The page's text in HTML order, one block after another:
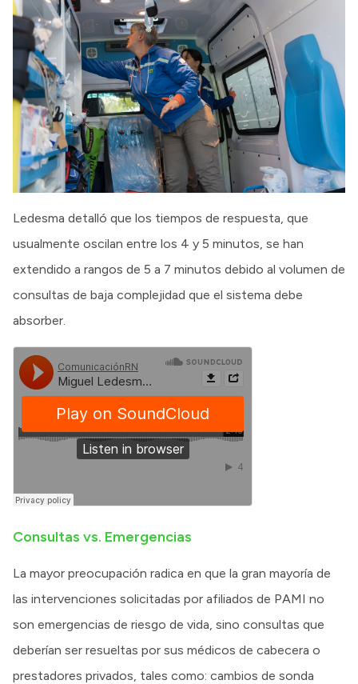
Ledesma detalló que los tiempos de respuesta, que
usualmente oscilan entre los 4 y 5 minutos, se han
extendido a rangos de 5 a 7 minutos debido al volumen de
consultas de baja complejidad que el sistema debe
absorber.
Consultas vs. Emergencias
La mayor preocupación radica en que la gran mayoría de
las intervenciones solicitadas por afiliados de PAMI no
son emergencias de riesgo de vida, sino consultas que
deberían ser resueltas por sus médicos de cabecera o
prestadores privados, tales como: cambios de sonda